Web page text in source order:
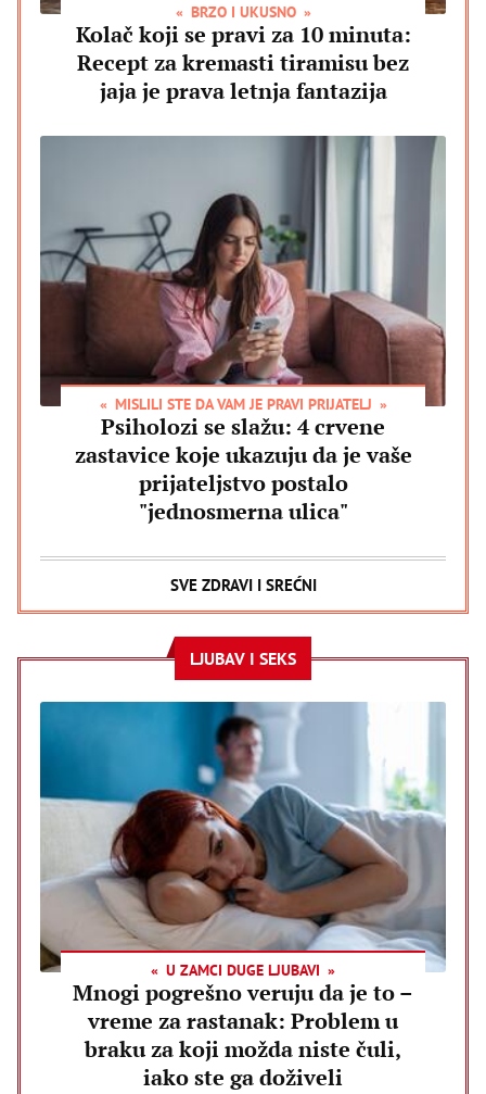
BRZO I UKUSNO
Kolač koji se pravi za 10 minuta:
Recept za kremasti tiramisu bez
jaja je prava letnja fantazija
MISLILI STE DA VAM JE PRAVI PRIJATELJ
Psiholozi se slažu: 4 crvene
zastavice koje ukazuju da je vaše
prijateljstvo postalo
"jednosmerna ulica"
SVE ZDRAVI I SREĆNI
LJUBAV I SEKS
U ZAMCI DUGE LJUBAVI
Mnogi pogrešno veruju da je to –
vreme za rastanak: Problem u
braku za koji možda niste čuli,
iako ste ga doživeli